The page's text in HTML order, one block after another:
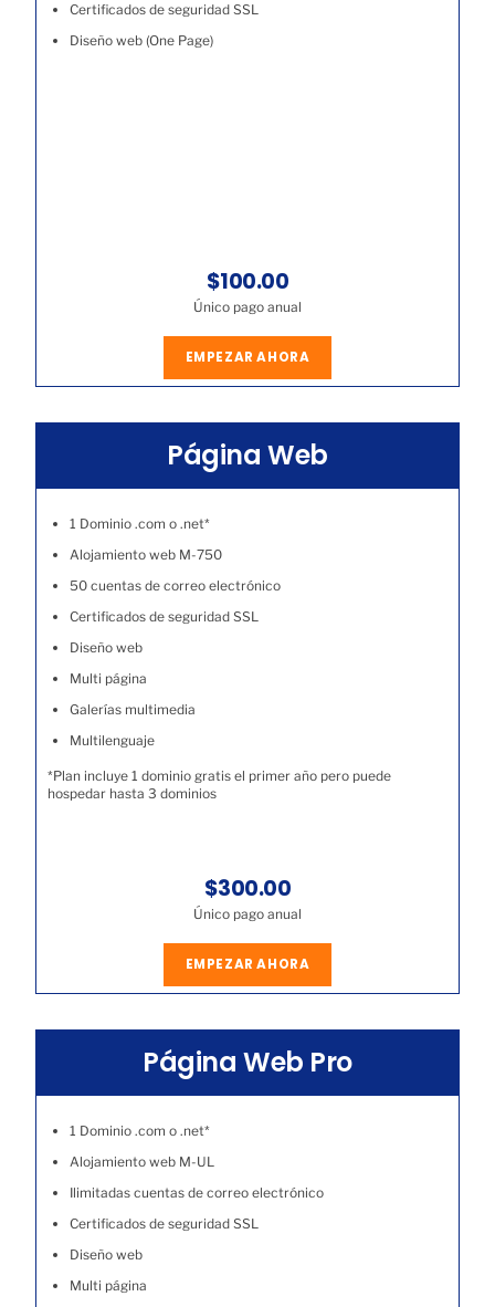
Certificados de seguridad SSL
Diseño web (One Page)
$100.00
Único pago anual
EMPEZAR AHORA
Página Web
1 Dominio .com o .net*
Alojamiento web M-750
50 cuentas de correo electrónico
Certificados de seguridad SSL
Diseño web
Multi página
Galerías multimedia
Multilenguaje
*Plan incluye 1 dominio gratis el primer año pero puede
hospedar hasta 3 dominios
$300.00
Único pago anual
EMPEZAR AHORA
Página Web Pro
1 Dominio .com o .net*
Alojamiento web M-UL
Ilimitadas cuentas de correo electrónico
Certificados de seguridad SSL
Diseño web
Multi página